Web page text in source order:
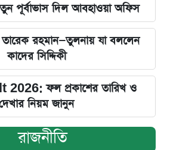
পূর্বাভাস দিল আবহাওয়া অফিস
রহমান—তুলনায় যা বললেন
কাদের সিদ্দিকী
ফল প্রকাশের তারিখ ও
নিয়ম জানুন
রাজনীতি